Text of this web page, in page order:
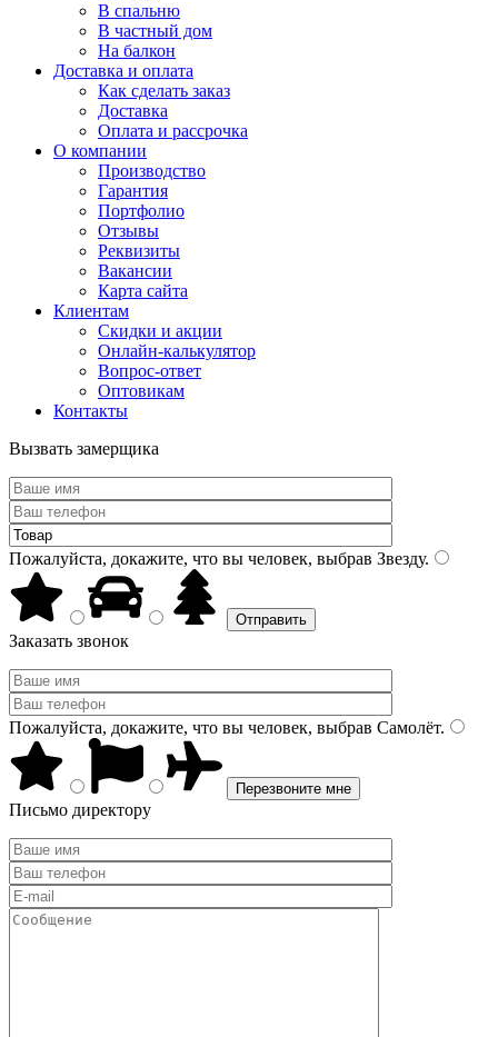
В спальню
В частный дом
На балкон
Доставка и оплата
Как сделать заказ
Доставка
Оплата и рассрочка
О компании
Производство
Гарантия
Портфолио
Отзывы
Реквизиты
Вакансии
Карта сайта
Клиентам
Скидки и акции
Онлайн-калькулятор
Вопрос-ответ
Оптовикам
Контакты
Вызвать замерщика
Пожалуйста, докажите, что вы человек, выбрав Звезду.
Заказать звонок
Пожалуйста, докажите, что вы человек, выбрав Самолёт.
Письмо директору